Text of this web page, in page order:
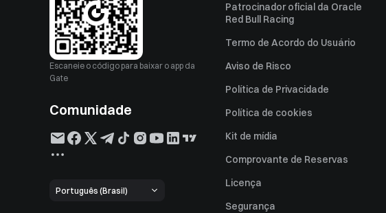
Escaneie o código para baixar o app da
Gate
Comunidade
Português (Brasil)
Patrocinador oficial da Oracle
Red Bull Racing
Termo de Acordo do Usuário
Aviso de Risco
Política de Privacidade
Política de cookies
Kit de mídia
Comprovante de Reservas
Licença
Segurança